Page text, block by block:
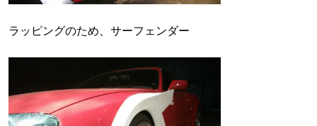
ラッピングのため、サーフェンダー